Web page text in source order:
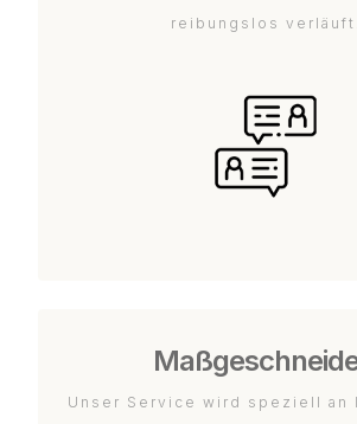
reibungslos verläuft.
Unser Service wird speziell an